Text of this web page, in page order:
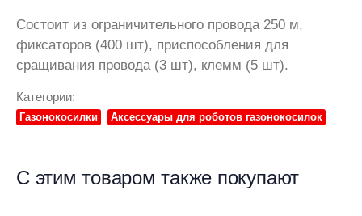
Состоит из ограничительного провода 250 м,
фиксаторов (400 шт), приспособления для
сращивания провода (3 шт), клемм (5 шт).
Категории:
Газонокосилки Аксессуары для роботов газонокосилок
С этим товаром также покупают